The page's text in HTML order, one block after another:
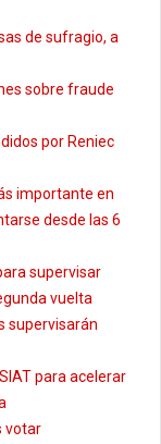
de sufragio, a
sobre fraude
por Reniec
importante en
desde las 6
supervisar
vuelta
supervisarán
para acelerar
votar